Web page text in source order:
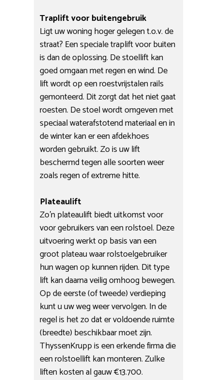
Traplift voor buitengebruik
Ligt uw woning hoger gelegen t.o.v. de
straat? Een speciale traplift voor buiten
is dan de oplossing. De stoellift kan
goed omgaan met regen en wind. De
lift wordt op een roestvrijstalen rails
gemonteerd. Dit zorgt dat het niet gaat
roesten. De stoel wordt omgeven met
speciaal waterafstotend materiaal en in
de winter kan er een afdekhoes
worden gebruikt. Zo is uw lift
beschermd tegen alle soorten weer
zoals regen of extreme hitte.
Plateaulift
Zo’n plateaulift biedt uitkomst voor
voor gebruikers van een rolstoel. Deze
uitvoering werkt op basis van een
groot plateau waar rolstoelgebruiker
hun wagen op kunnen rijden. Dit type
lift kan daarna veilig omhoog bewegen.
Op de eerste (of tweede) verdieping
kunt u uw weg weer vervolgen. In de
regel is het zo dat er voldoende ruimte
(breedte) beschikbaar moet zijn.
ThyssenKrupp is een erkende firma die
een rolstoellift kan monteren. Zulke
liften kosten al gauw €13.700.